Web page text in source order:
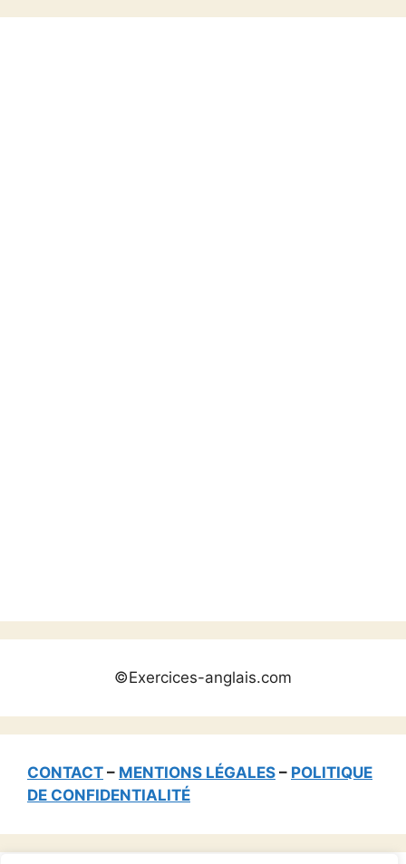
©Exercices-anglais.com
CONTACT – MENTIONS LÉGALES – POLITIQUE
DE CONFIDENTIALITÉ